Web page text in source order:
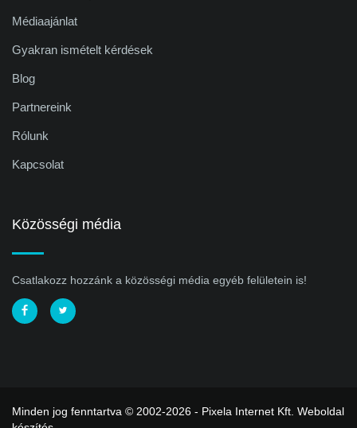
Médiaajánlat
Gyakran ismételt kérdések
Blog
Partnereink
Rólunk
Kapcsolat
Közösségi média
Csatlakozz hozzánk a közösségi média egyéb felületein is!
Minden jog fenntartva © 2002-2026 - Pixela Internet Kft. Weboldal